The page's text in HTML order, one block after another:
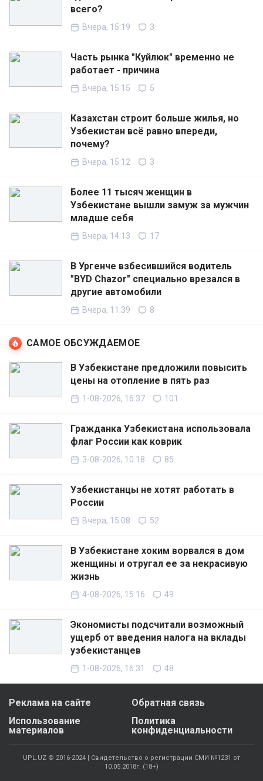
всего?
Вчера, 15:19 3
Часть рынка "Куйлюк" временно не
работает - причина
Вчера, 15:15 5
Казахстан строит больше жилья, но
Узбекистан всё равно впереди,
почему?
Вчера, 15:12 3
Более 11 тысяч женщин в
Узбекистане вышли замуж за мужчин
младше себя
Вчера, 14:13 17
В Ургенче взбесившийся водитель
"BYD Chazor" специально врезался в
другие автомобили
Вчера, 11:39 8
САМОЕ ОБСУЖДАЕМОЕ
В Узбекистане предложили повысить
цены на отопление в пять раз
1-08-2026, 16:37 101
Гражданка Узбекистана использовала
флаг России как коврик
3-08-2026, 10:18 85
Узбекистанцы не хотят работать в
России
Вчера, 15:08 52
В Узбекистане хоким ворвался в дом
женщины и отругал ее за некрасивую
жизнь
4-08-2026, 15:16 49
Экономисты подсчитали возможный
ущерб от введения налога на вклады
узбекистанцев
1-08-2026, 16:31 48
Реклама на сайте
Обратная связь
Использование
материалов
Политика
конфиденциальности
UPL.UZ © 2016-2024 | Свидетельство о регистрации СМИ №1231 от
10.05.2018г. (18+)